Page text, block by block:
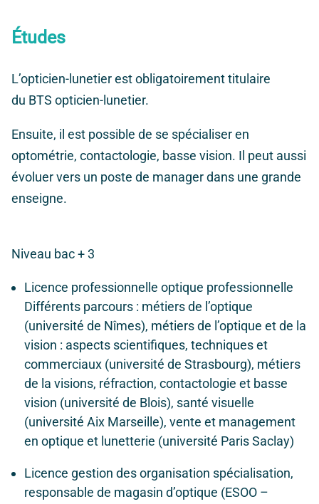
Études
L’opticien-lunetier est obligatoirement titulaire
du BTS opticien-lunetier.
Ensuite, il est possible de se spécialiser en
optométrie, contactologie, basse vision. Il peut aussi
évoluer vers un poste de manager dans une grande
enseigne.
Niveau bac + 3
Licence professionnelle optique professionnelle
Différents parcours : métiers de l’optique
(université de Nîmes), métiers de l’optique et de la
vision : aspects scientifiques, techniques et
commerciaux (université de Strasbourg), métiers
de la visions, réfraction, contactologie et basse
vision (université de Blois), santé visuelle
(université Aix Marseille), vente et management
en optique et lunetterie (université Paris Saclay)
Licence gestion des organisation spécialisation,
responsable de magasin d’optique (ESOO –